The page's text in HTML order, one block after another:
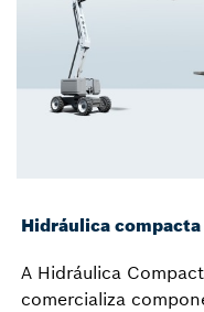
Hidráulica compacta
A Hidráulica
comercializa